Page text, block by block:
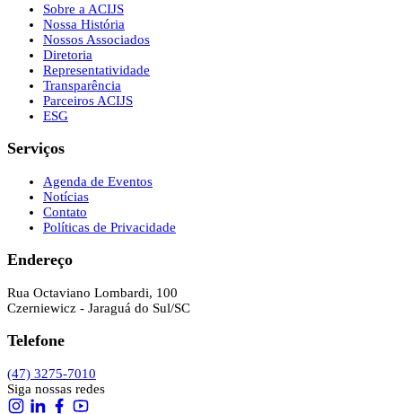
Sobre a ACIJS
Nossa História
Nossos Associados
Diretoria
Representatividade
Transparência
Parceiros ACIJS
ESG
Serviços
Agenda de Eventos
Notícias
Contato
Políticas de Privacidade
Endereço
Rua Octaviano Lombardi, 100
Czerniewicz - Jaraguá do Sul/SC
Telefone
(47) 3275-7010
Siga nossas redes